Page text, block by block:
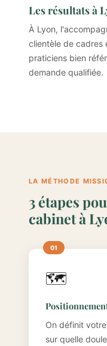
Les résultats à
À Lyon,
clientèle de cadres
praticiens bien
demande qualifiée.
LA MÉTHODE
3 étapes
cabinet à
🗺️
On définit
sur quelle